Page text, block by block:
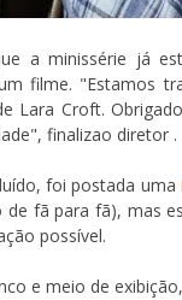
a minissérie já
filme. "Estamos
Lara Croft.
finalizao diretor .
foi postada uma
de fã para fã), mas
possível.
e meio de